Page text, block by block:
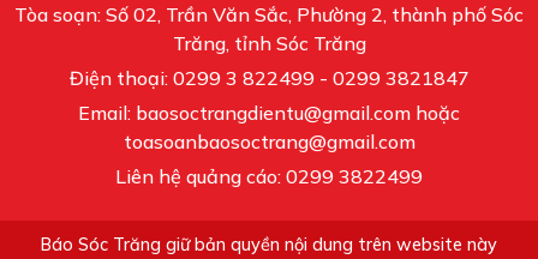
Tòa soạn: Số 02, Trần Văn Sắc, Phường 2, thành phố Sóc
Trăng, tỉnh Sóc Trăng
Điện thoại: 0299 3 822499 - 0299 3821847
Email: baosoctrangdientu@gmail.com hoặc
toasoanbaosoctrang@gmail.com
Liên hệ quảng cáo: 0299 3822499
Báo Sóc Trăng giữ bản quyền nội dung trên website này